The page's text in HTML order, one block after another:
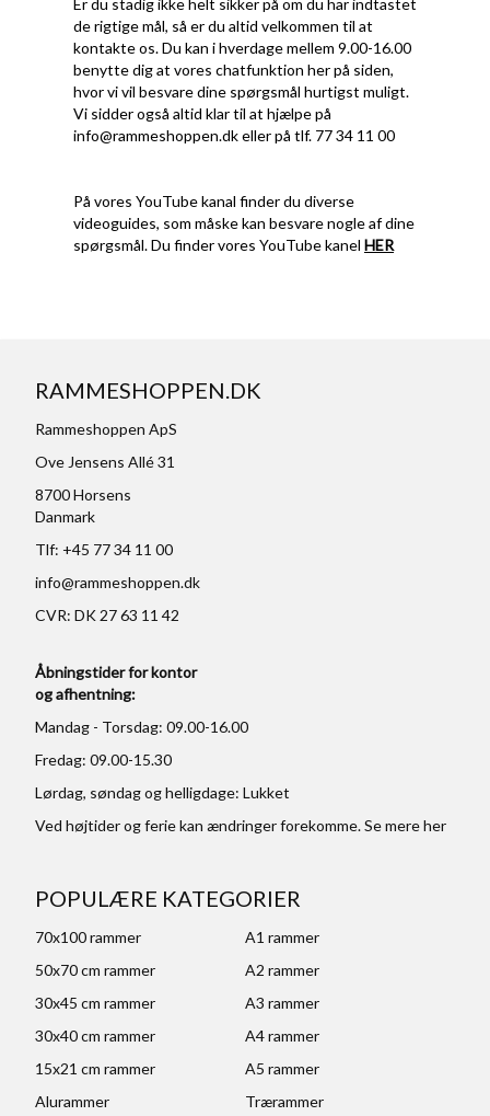
Er du stadig ikke helt sikker på om du har indtastet
de rigtige mål, så er du altid velkommen til at
kontakte os. Du kan i hverdage mellem 9.00-16.00
benytte dig at vores chatfunktion her på siden,
hvor vi vil besvare dine spørgsmål hurtigst muligt.
Vi sidder også altid klar til at hjælpe på
info@rammeshoppen.dkeller på tlf. 77 34 11 00
På vores YouTube kanal finder du diverse
videoguides, som måske kan besvare nogle af dine
spørgsmål. Du finder vores YouTube kanel HER
RAMMESHOPPEN.DK
Rammeshoppen ApS
Ove Jensens Allé 31
8700 Horsens
Danmark
Tlf: +45 77 34 11 00
info@rammeshoppen.dk
CVR: DK 27 63 11 42
Åbningstider for kontor
og afhentning:
Mandag - Torsdag: 09.00-16.00
Fredag: 09.00-15.30
Lørdag, søndag og helligdage: Lukket
Ved højtider og ferie kan ændringer forekomme. Se mereher
POPULÆRE KATEGORIER
70x100 rammer
A1 rammer
50x70 cm rammer
A2 rammer
30x45 cm rammer
A3 rammer
30x40 cm rammer
A4 rammer
15x21 cm rammer
A5 rammer
Alurammer
Trærammer